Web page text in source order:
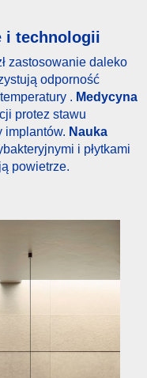
i technologii
zastosowanie daleko
odporność
. Medycyna
protez stawu
implantów. Nauka
i płytkami
powietrze.